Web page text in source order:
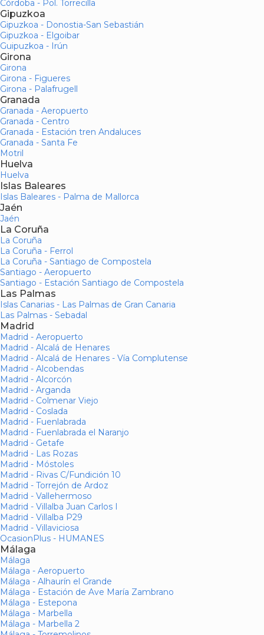
Córdoba - Pol. Torrecilla
Gipuzkoa
Gipuzkoa - Donostia-San Sebastián
Gipuzkoa - Elgoibar
Guipuzkoa - Irún
Girona
Girona
Girona - Figueres
Girona - Palafrugell
Granada
Granada - Aeropuerto
Granada - Centro
Granada - Estación tren Andaluces
Granada - Santa Fe
Motril
Huelva
Huelva
Islas Baleares
Islas Baleares - Palma de Mallorca
Jaén
Jaén
La Coruña
La Coruña
La Coruña - Ferrol
La Coruña - Santiago de Compostela
Santiago - Aeropuerto
Santiago - Estación Santiago de Compostela
Las Palmas
Islas Canarias - Las Palmas de Gran Canaria
Las Palmas - Sebadal
Madrid
Madrid - Aeropuerto
Madrid - Alcalá de Henares
Madrid - Alcalá de Henares - Vía Complutense
Madrid - Alcobendas
Madrid - Alcorcón
Madrid - Arganda
Madrid - Colmenar Viejo
Madrid - Coslada
Madrid - Fuenlabrada
Madrid - Fuenlabrada el Naranjo
Madrid - Getafe
Madrid - Las Rozas
Madrid - Móstoles
Madrid - Rivas C/Fundición 10
Madrid - Torrejón de Ardoz
Madrid - Vallehermoso
Madrid - Villalba Juan Carlos I
Madrid - Villalba P29
Madrid - Villaviciosa
OcasionPlus - HUMANES
Málaga
Málaga
Málaga - Aeropuerto
Málaga - Alhaurín el Grande
Málaga - Estación de Ave María Zambrano
Málaga - Estepona
Málaga - Marbella
Málaga - Marbella 2